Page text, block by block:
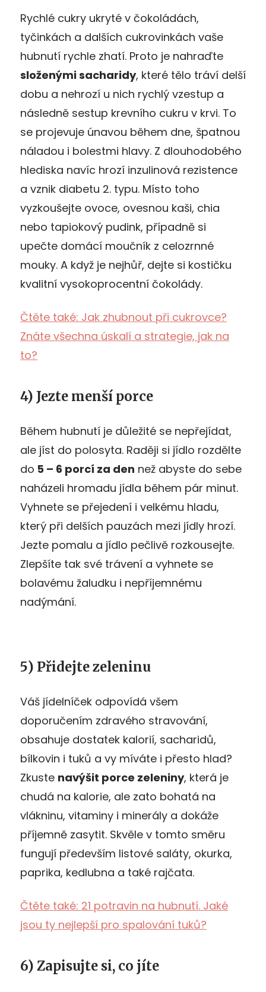
Rychlé cukry ukryté v čokoládách,
tyčinkách a dalších cukrovinkách vaše
hubnutí rychle zhatí. Proto je nahraďte
složenými sacharidy, které tělo tráví delší
dobu a nehrozí u nich rychlý vzestup a
následně sestup krevního cukru v krvi. To
se projevuje únavou během dne, špatnou
náladou i bolestmi hlavy. Z dlouhodobého
hlediska navíc hrozí inzulinová rezistence
a vznik diabetu 2. typu. Místo toho
vyzkoušejte ovoce, ovesnou kaši, chia
nebo tapiokový pudink, případně si
upečte domácí moučník z celozrnné
mouky. A když je nejhůř, dejte si kostičku
kvalitní vysokoprocentní čokolády.
Čtěte také: Jak zhubnout při cukrovce?
Znáte všechna úskalí a strategie, jak na
to?
4) Jezte menší porce
Během hubnutí je důležité se nepřejídat,
ale jíst do polosyta. Raději si jídlo rozdělte
do 5 – 6 porcí za den než abyste do sebe
naházeli hromadu jídla během pár minut.
Vyhnete se přejedení i velkému hladu,
který při delších pauzách mezi jídly hrozí.
Jezte pomalu a jídlo pečlivě rozkousejte.
Zlepšíte tak své trávení a vyhnete se
bolavému žaludku i nepříjemnému
nadýmání.
5) Přidejte zeleninu
Váš jídelníček odpovídá všem
doporučením zdravého stravování,
obsahuje dostatek kalorií, sacharidů,
bílkovin i tuků a vy míváte i přesto hlad?
Zkuste navýšit porce zeleniny, která je
chudá na kalorie, ale zato bohatá na
vlákninu, vitaminy i minerály a dokáže
příjemně zasytit. Skvěle v tomto směru
fungují především listové saláty, okurka,
paprika, kedlubna a také rajčata.
Čtěte také: 21 potravin na hubnutí. Jaké
jsou ty nejlepší pro spalování tuků?
6) Zapisujte si, co jíte